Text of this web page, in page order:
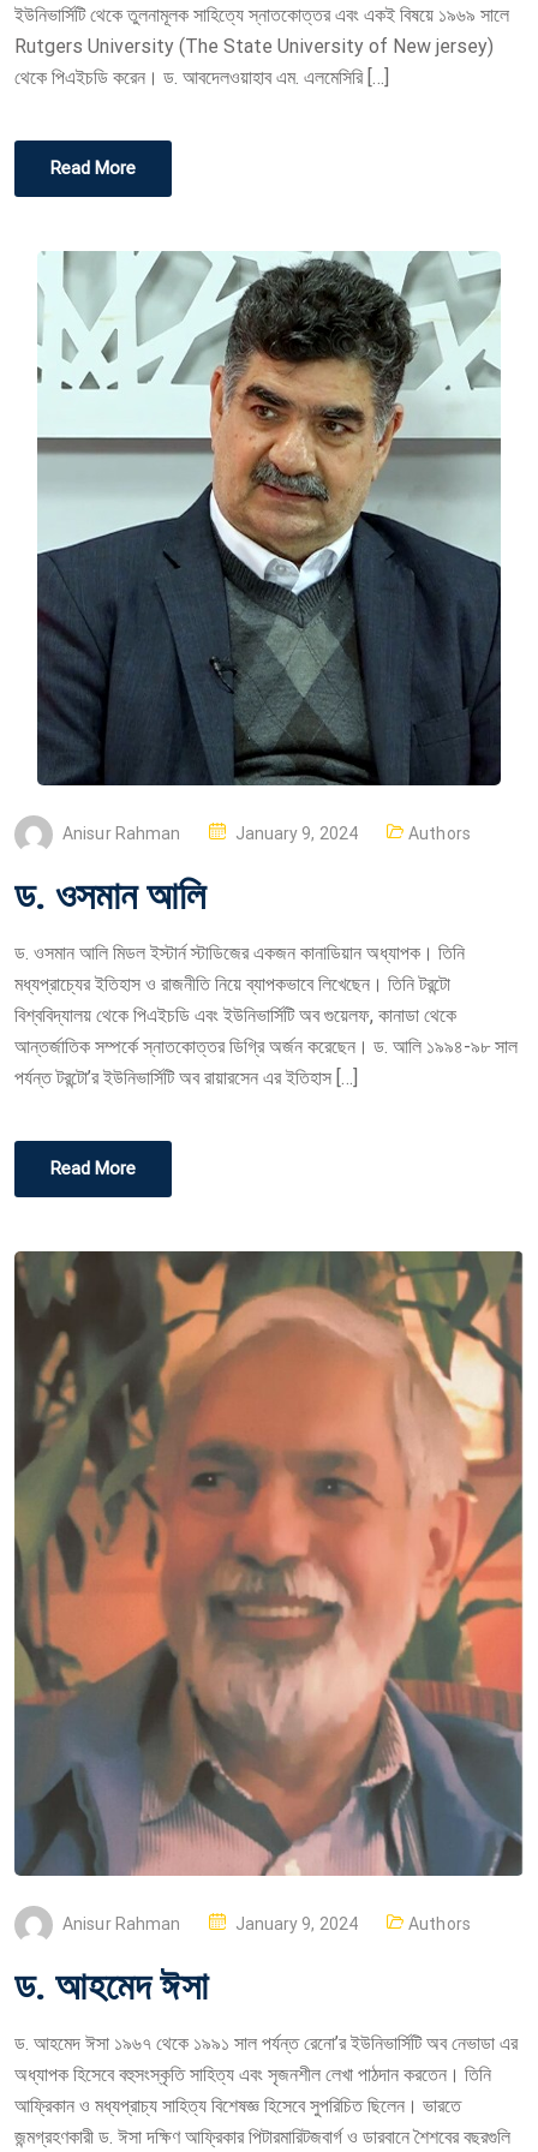
O
N
ইউনিভার্সিটি থেকে তুলনামূলক সাহিত্যে স্নাতকোত্তর এবং একই বিষয়ে ১৯৬৯ সালে
Rutgers University (The State University of New jersey)
থেকে পিএইচডি করেন। ড. আবদেলওয়াহাব এম. এলমেসিরি […]
Read More
Anisur Rahman
E
D
O
N
January 9, 2024 Authors
ড. ওসমান আলি
ড. ওসমান আলি মিডল ইস্টার্ন স্টাডিজের একজন কানাডিয়ান অধ্যাপক। তিনি
মধ্যপ্রাচ্যের ইতিহাস ও রাজনীতি নিয়ে ব্যাপকভাবে লিখেছেন। তিনি টরন্টো
বিশ্ববিদ্যালয় থেকে পিএইচডি এবং ইউনিভার্সিটি অব গুয়েলফ, কানাডা থেকে
আন্তর্জাতিক সম্পর্কে স্নাতকোত্তর ডিগ্রি অর্জন করেছেন। ড. আলি ১৯৯৪-৯৮ সাল
পর্যন্ত টরন্টো’র ইউনিভার্সিটি অব রায়ারসেন এর ইতিহাস […]
Read More
Anisur Rahman
E
D
O
N
January 9, 2024 Authors
ড. আহমেদ ঈসা
ড. আহমেদ ঈসা ১৯৬৭ থেকে ১৯৯১ সাল পর্যন্ত রেনো’র ইউনিভার্সিটি অব নেভাডা এর
অধ্যাপক হিসেবে বহুসংস্কৃতি সাহিত্য এবং সৃজনশীল লেখা পাঠদান করতেন। তিনি
আফ্রিকান ও মধ্যপ্রাচ্য সাহিত্য বিশেষজ্ঞ হিসেবে সুপরিচিত ছিলেন। ভারতে
জন্মগ্রহণকারী ড. ঈসা দক্ষিণ আফ্রিকার পিটারমারিটজবার্গ ও ডারবানে শৈশবের বছরগুলি